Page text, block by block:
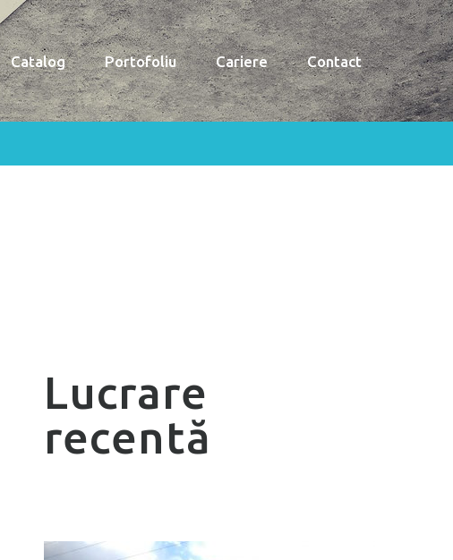
Catalog Portofoliu Cariere Contact
Lucrare
recentă